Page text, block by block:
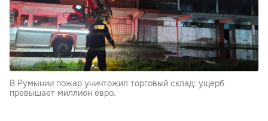
В Румынии пожар уничтожил торговый склад: ущерб
превышает миллион евро.